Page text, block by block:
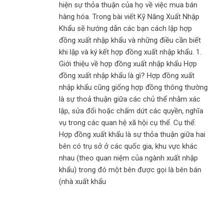
hiện sự thỏa thuận của họ về việc mua bán
hàng hóa. Trong bài viết Kỹ Năng Xuất Nhập
Khẩu sẽ hướng dẫn các bạn cách lập hợp
đồng xuất nhập khẩu và những điều cần biết
khi lập và ký kết hợp đồng xuất nhập khẩu. 1.
Giới thiệu về hợp đồng xuất nhập khẩu Hợp
đồng xuất nhập khẩu là gì? Hợp đồng xuất
nhập khẩu cũng giống hợp đồng thông thường
là sự thoả thuận giữa các chủ thể nhằm xác
lập, sửa đổi hoặc chấm dứt các quyền, nghĩa
vụ trong các quan hệ xã hội cụ thể. Cụ thể:
Hợp đồng xuất khẩu là sự thỏa thuận giữa hai
bên có trụ sở ở các quốc gia, khu vực khác
nhau (theo quan niệm của ngành xuất nhập
khẩu) trong đó một bên được gọi là bên bán
(nhà xuất khẩu